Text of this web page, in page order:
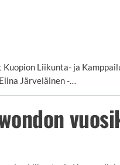
Liikunta- ja
Järveläinen -…